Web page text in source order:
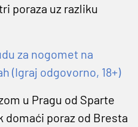
poraza uz razliku
za nogomet na
(Igraj odgovorno, 18+)
u Pragu od Sparte
domaći poraz od Bresta